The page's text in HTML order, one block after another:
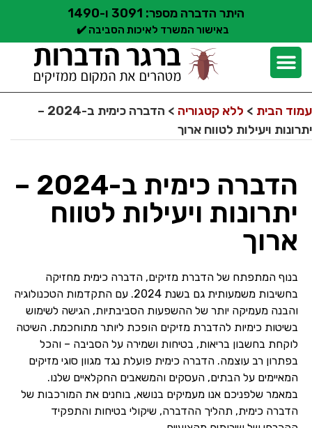
היתר הדברה מספר: 3091 ו-1490
באישור המשרד לאיכות הסביבה ✔️
עמוד הבית > ללא קטגוריה >
הדברה כימית ב-2024 –
יתרונות ויעילות לטווח ארוך
הדברה כימית ב-2024 –
יתרונות ויעילות לטווח
ארוך
בנוף המתפתח של הדברת מזיקים, הדברה כימית מחזיקה
בחשיבות משמעותית גם בשנת 2024. עם התקדמות הטכנולוגיה
והבנה מעמיקה יותר של ההשפעות הסביבתיות, הגישה לשימוש
בשיטות כימיות להדברת מזיקים הופכת ליותר מתוחכמת. השיטה
לוקחת בחשבון בריאות, בטיחות ושמירה על הסביבה – והכל
בפתרון רב עוצמה. הדברה כימית פועלת נגד מגוון סוגי מזיקים
המאיימים על הבתים, העסקים והמשאבים החקלאיים שלנו.
במאמר שלפניכם אנו מעמיקים בנושא, בוחנים את המורכבות של
הדברה כימית, תהליך ההדברה, שיקולי בטיחות והתפקיד